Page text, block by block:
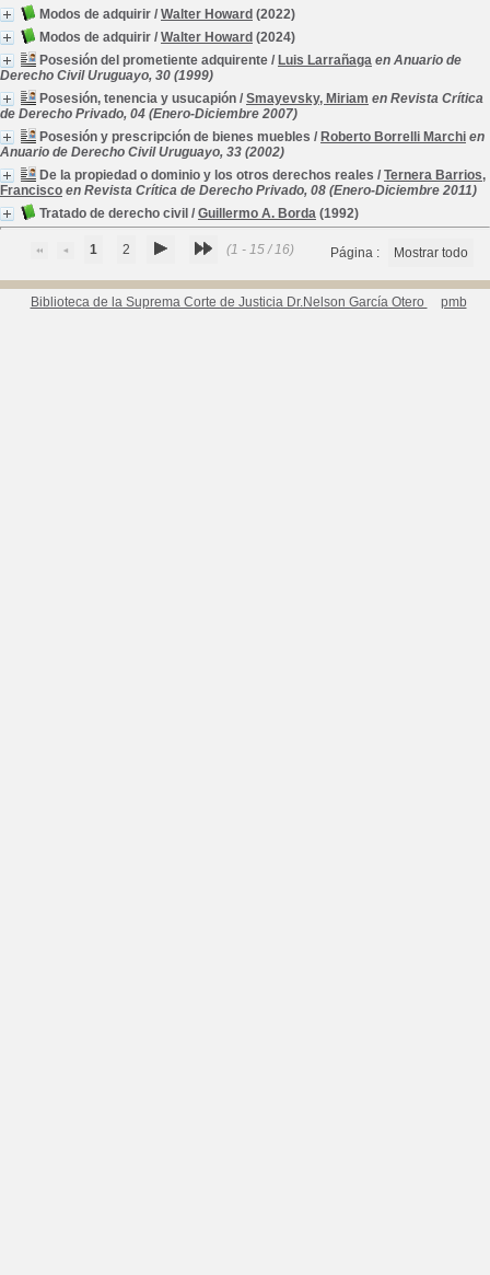
Modos de adquirir / Walter Howard (2022)
Modos de adquirir / Walter Howard (2024)
Posesión del prometiente adquirente / Luis Larrañaga en Anuario de
Derecho Civil Uruguayo, 30 (1999)
Posesión, tenencia y usucapión / Smayevsky, Miriam en Revista Crítica
de Derecho Privado, 04 (Enero-Diciembre 2007)
Posesión y prescripción de bienes muebles / Roberto Borrelli Marchi en
Anuario de Derecho Civil Uruguayo, 33 (2002)
De la propiedad o dominio y los otros derechos reales / Ternera Barrios,
Francisco en Revista Crítica de Derecho Privado, 08 (Enero-Diciembre 2011)
Tratado de derecho civil / Guillermo A. Borda (1992)
1 2 (1 - 15 / 16) Página : Mostrar todo
Biblioteca de la Suprema Corte de Justicia Dr.Nelson García Otero pmb